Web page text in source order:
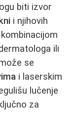
biti izvor
i njihovih
ili
se
i laserskim
lučenje
za